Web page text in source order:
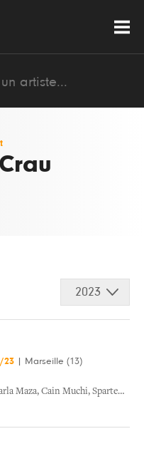
2023
23 Marseille (13)
Maza, Cain Muchi, Spartenza